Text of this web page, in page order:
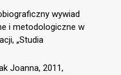
wywiad
i metodologiczne w
„Studia
Joanna, 2011,